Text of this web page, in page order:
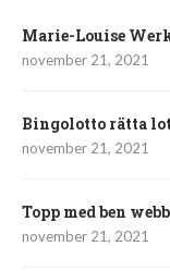
Marie-Louise
november 21, 2021
Bingolotto rätta
november 21, 2021
Topp med ben
november 21, 2021